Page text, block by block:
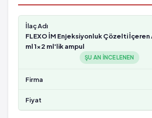
FLEXO İM Enjeksiyonluk Çözelti İçeren
ml 1x2 ml'lik ampul
ŞU AN INCELENEN